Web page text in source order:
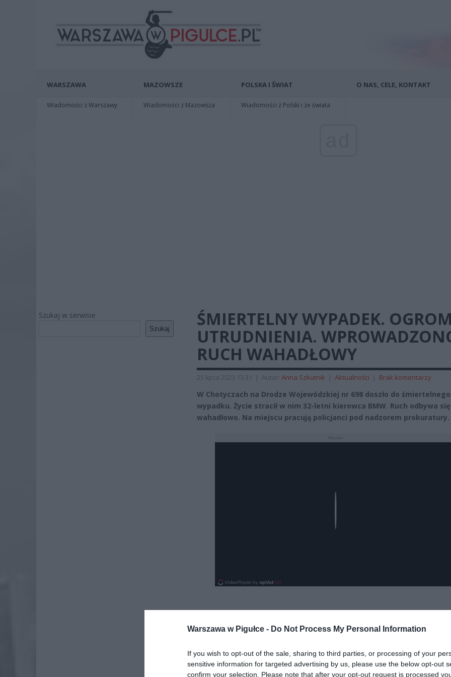
Warszawa w Pigułce - Do Not Process My Personal Information
If you wish to opt-out of the sale, sharing to third parties, or processing of your
sensitive information for targeted advertising by us, please use the below opt-out
confirm your selection. Please note that after your opt-out request is processed
WARSZAWA
Wiadomości z Warszawy
MAZOWSZE
Wiadomości z Mazowsza
POLSKA I ŚWIAT
Wiadomości z Polski i ze świata
O NAS, CELE, KONTAKT
Szukaj w serwisie
Szukaj
ŚMIERTELNY WYPADEK.
UTRUDNIENIA.
RUCH WAHADŁOWY
25 lipca 2023 13:31 | Autor: Anna Szkutnik | Aktualności | Brak komentarzy
W Chotyczach na Drodze Wojewódzkiej nr 698 doszło do śmiertelnego
wypadku. Życie stracił w nim 32-letni kierowca BMW. Ruch odbywa się
wahadłowo. Na miejscu pracują policjanci pod nadzorem prokuratury.
Dodaj nas do preferowanych źródeł w Google